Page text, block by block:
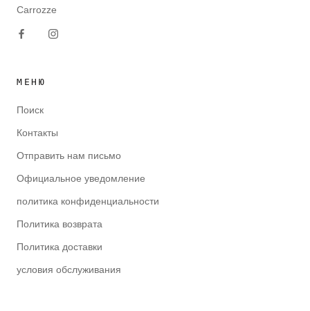
Carrozze
МЕНЮ
Поиск
Контакты
Отправить нам письмо
Официальное уведомление
политика конфиденциальности
Политика возврата
Политика доставки
условия обслуживания